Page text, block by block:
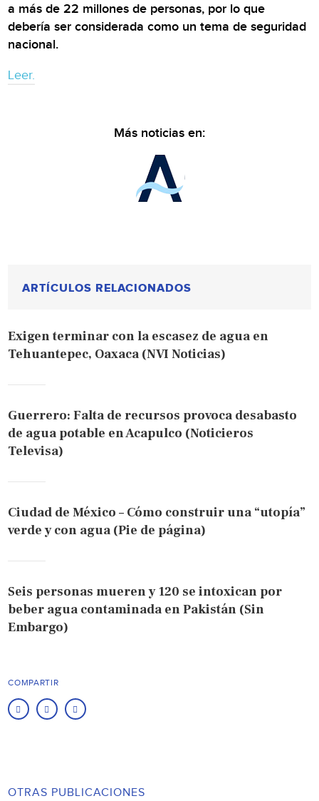
a más de 22 millones de personas, por lo que
debería ser considerada como un tema de seguridad
nacional.
Leer.
Más noticias en:
ARTÍCULOS RELACIONADOS
Exigen terminar con la escasez de agua en
Tehuantepec, Oaxaca (NVI Noticias)
Guerrero: Falta de recursos provoca desabasto
de agua potable en Acapulco (Noticieros
Televisa)
Ciudad de México – Cómo construir una “utopía”
verde y con agua (Pie de página)
Seis personas mueren y 120 se intoxican por
beber agua contaminada en Pakistán (Sin
Embargo)
COMPARTIR
OTRAS PUBLICACIONES